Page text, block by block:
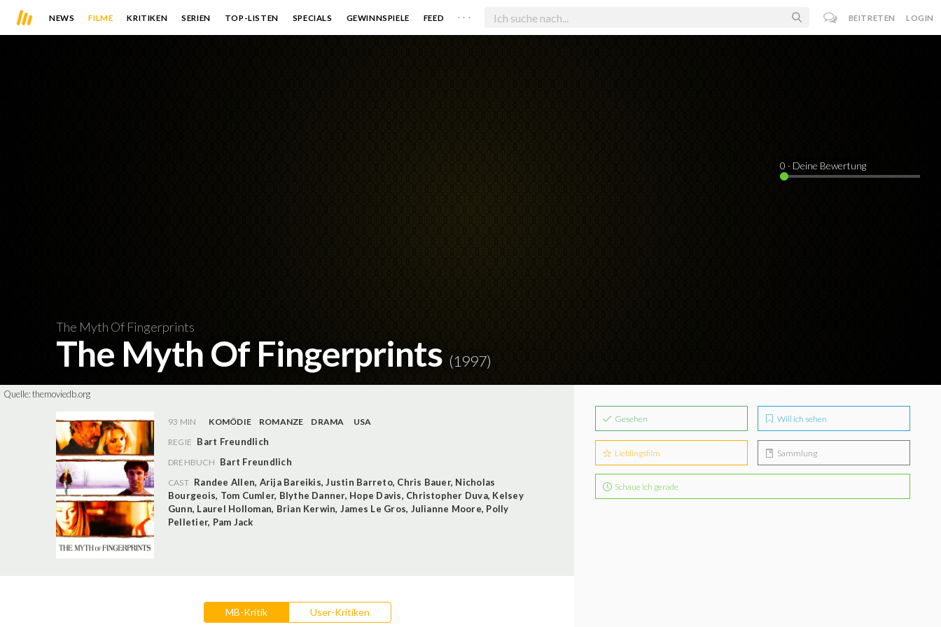
NEWS FILME KRITIKEN SERIEN TOP-LISTEN SPECIALS GEWINNSPIELE FEED . . . BEITRETEN LOGIN
The Myth Of Fingerprints
The Myth Of Fingerprints (1997)
0 · Deine Bewertung
Quelle:themoviedb.org
93 MIN KOMÖDIE ROMANZE DRAMA
USA
REGIE Bart Freundlich
DREHBUCH Bart Freundlich
CAST Randee Allen, Arija Bareikis,Justin Barreto, Chris Bauer, Nicholas
Bourgeois, Tom Cumler, Blythe Danner, Hope Davis, Christopher Duva, Kelsey
Gunn, Laurel Holloman, Brian Kerwin, James Le Gros, Julianne Moore, Polly
Pelletier, Pam Jack
MB-Kritik User-Kritiken
Gesehen Will ich sehen
Lieblingsfilm Sammlung
Schaue ich gerade